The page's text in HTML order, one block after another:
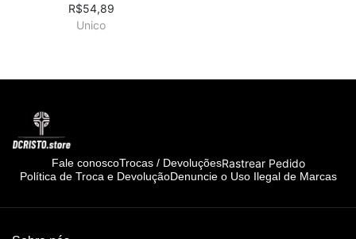
R$54,89
Unico
Fale conoscoTrocas / DevoluçõesRastrear Pedido
Política de Troca e DevoluçãoDenuncie o Uso Ilegal de Marcas